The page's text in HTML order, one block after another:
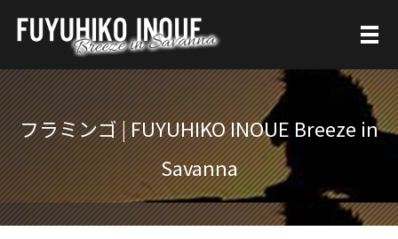
フラミンゴ | FUYUHIKO INOUE Breeze in
Savanna